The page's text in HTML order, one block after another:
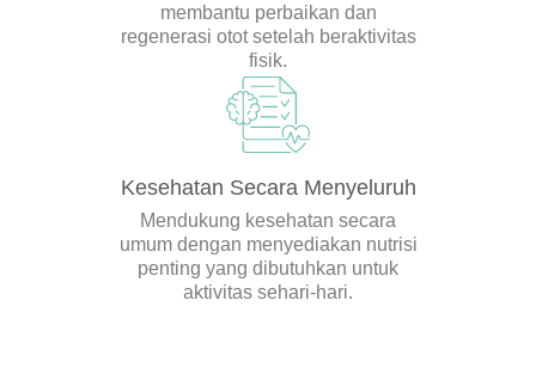
membantu perbaikan dan
regenerasi otot setelah beraktivitas
fisik.
Kesehatan Secara Menyeluruh
Mendukung kesehatan secara
umum dengan menyediakan nutrisi
penting yang dibutuhkan untuk
aktivitas sehari-hari.